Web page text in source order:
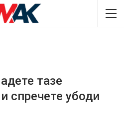
тазе
спречете убоди